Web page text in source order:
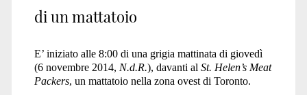
di un mattatoio
E’ iniziato alle 8:00 di una grigia mattinata di giovedì
(6 novembre 2014, N.d.R.), davanti al St. Helen’s Meat
Packers, un mattatoio nella zona ovest di Toronto.